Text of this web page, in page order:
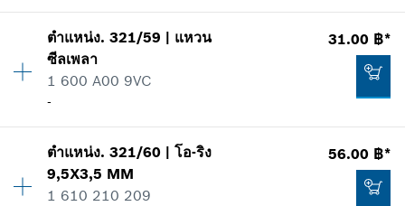
370.00 ฿*
ราคาทั้งหมดไม่รวมภาษีมูลค่าเพิ่ม
แสดงในรูป
-
ปริมาณ 2
ราคากลุ่ม
ข้อมูลชิ้นส่วนอะไหล่
แสดงในรูป
ตำแหน่ง.321/59 | แหวน
ซีลเพลา
1 600 A00 9VC
-
31.00 ฿*
ปริมาณ 1
ราคากลุ่ม:14
ข้อมูลชิ้นส่วนอะไหล่
ตำแหน่ง.321/60 |โอ-ริง
9,5X3,5 MM
1 610 210 209
56.00 ฿*